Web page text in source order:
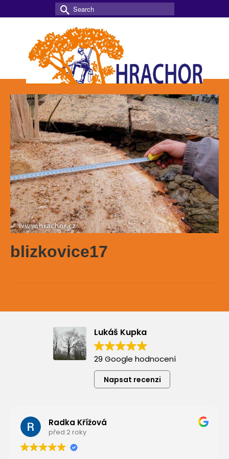
Search
for:
blizkovice17
Lukáš Kupka
29 Google hodnocení
Napsat recenzi
Radka Křížová
před 2 roky